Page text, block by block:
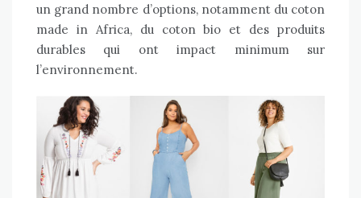
un grand nombre d’options, notamment du coton
made in Africa, du coton bio et des produits
durables qui ont impact minimum sur
l’environnement.